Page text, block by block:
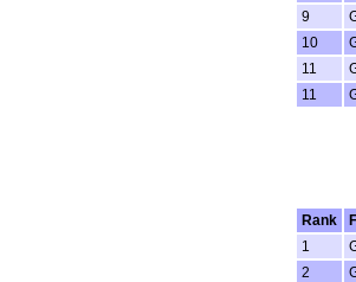
9
10
11
11
Rank
1
2